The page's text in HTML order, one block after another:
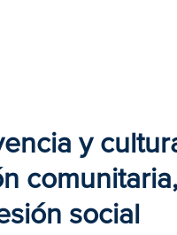
y
comunitaria,
social